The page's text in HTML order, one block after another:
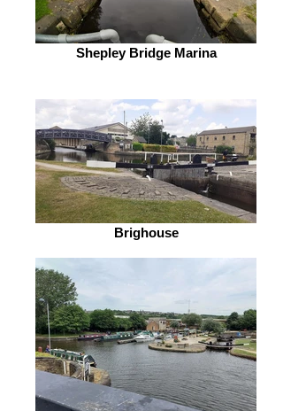
Shepley Bridge Marina
Brighouse